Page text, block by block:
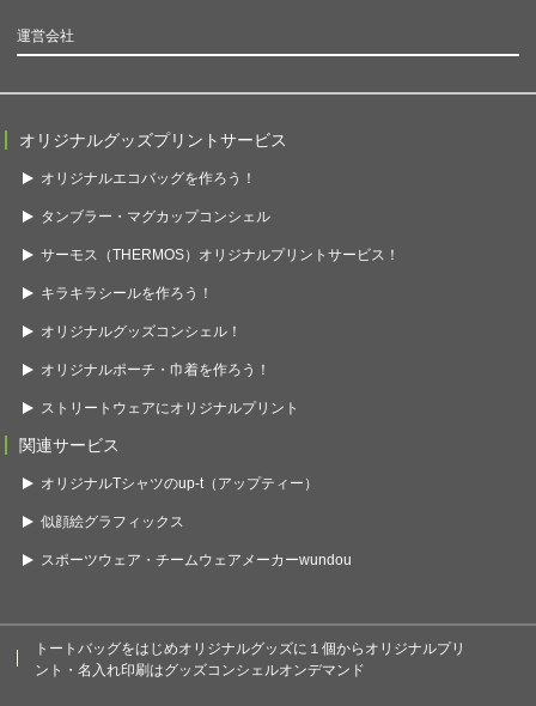
運営会社
オリジナルグッズプリントサービス
オリジナルエコバッグを作ろう！
タンブラー・マグカップコンシェル
サーモス（THERMOS）オリジナルプリントサービス！
キラキラシールを作ろう！
オリジナルグッズコンシェル！
オリジナルポーチ・巾着を作ろう！
ストリートウェアにオリジナルプリント
関連サービス
オリジナルTシャツのup-t（アップティー）
似顔絵グラフィックス
スポーツウェア・チームウェアメーカーwundou
トートバッグをはじめオリジナルグッズに１個からオリジナルプリ
ント・名入れ印刷はグッズコンシェルオンデマンド